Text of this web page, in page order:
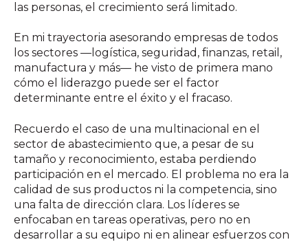
las personas, el crecimiento será limitado.
En mi trayectoria asesorando empresas de todos
los sectores —logística, seguridad, finanzas, retail,
manufactura y más— he visto de primera mano
cómo el liderazgo puede ser el factor
determinante entre el éxito y el fracaso.
Recuerdo el caso de una multinacional en el
sector de abastecimiento que, a pesar de su
tamaño y reconocimiento, estaba perdiendo
participación en el mercado. El problema no era la
calidad de sus productos ni la competencia, sino
una falta de dirección clara. Los líderes se
enfocaban en tareas operativas, pero no en
desarrollar a su equipo ni en alinear esfuerzos con